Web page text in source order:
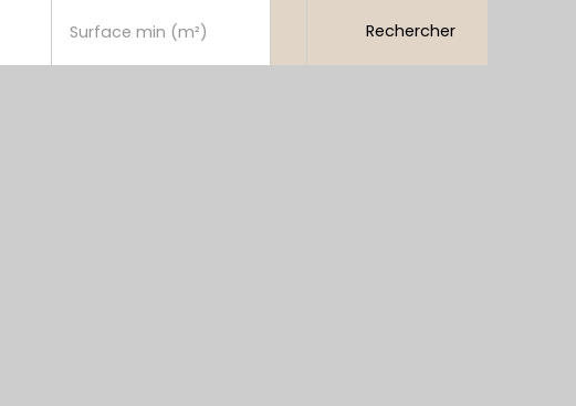
Surface min (m²) Rechercher